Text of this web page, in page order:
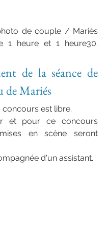
de couple / Mariés
de la séance de
de Mariés
concours est libre.
et pour ce concours
en scène seront
d'un assistant.